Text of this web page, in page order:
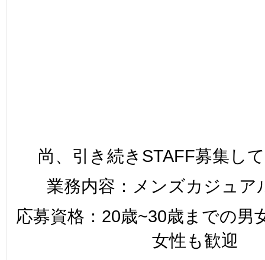
尚、引き続きSTAFF募集し
業務内容：メンズカジュア
応募資格：20歳~30歳までの
女性も歓迎